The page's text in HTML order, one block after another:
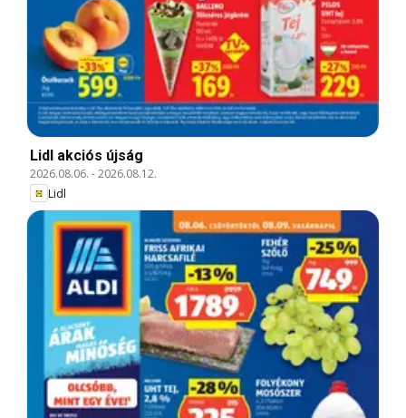
Lidl akciós újság
2026.08.06. -2026.08.12.
Lidl